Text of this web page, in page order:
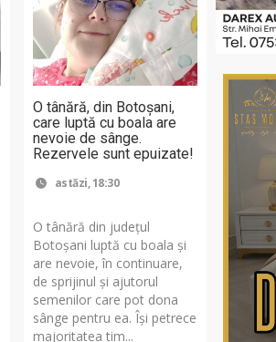
O tânără, din Botoșani,
care luptă cu boala are
nevoie de sânge.
Rezervele sunt epuizate!
astăzi, 18:30
O tânără din județul
Botoșani luptă cu boala și
are nevoie, în continuare,
de sprijinul și ajutorul
semenilor care pot dona
sânge pentru ea. Își petrece
majoritatea tim...